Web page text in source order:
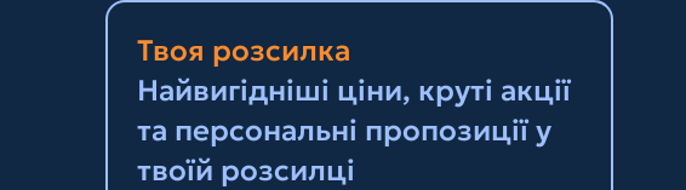
Твоя розсилка
Найвигідніші ціни, круті акції
та персональні пропозиції у
твоїй розсилці